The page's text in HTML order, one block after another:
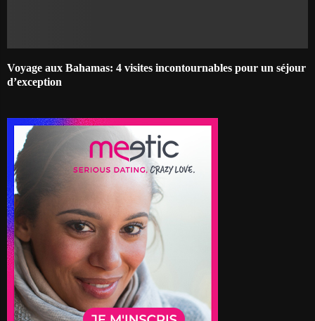
Voyage aux Bahamas: 4 visites incontournables pour un séjour
d’exception